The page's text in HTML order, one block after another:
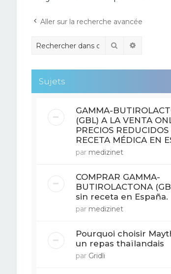
Aller sur la recherche avancée
Rechercher
Sujets
GAMMA-
(GBL) A LA VENTA
PRECIOS REDUCIDOS
RECETA MÉDICA EN
par medizinet
COMPRAR GAMMA-
BUTIROLACTONA
sin receta en España.
par medizinet
Pourquoi choisir
un repas thaïlandais
par Gridli